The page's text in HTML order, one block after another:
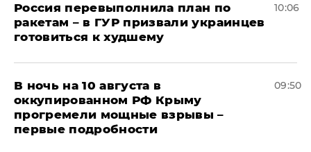
Россия перевыполнила план по
ракетам – в ГУР призвали украинцев
готовиться к худшему
10:06
В ночь на 10 августа в
оккупированном РФ Крыму
прогремели мощные взрывы –
первые подробности
09:50